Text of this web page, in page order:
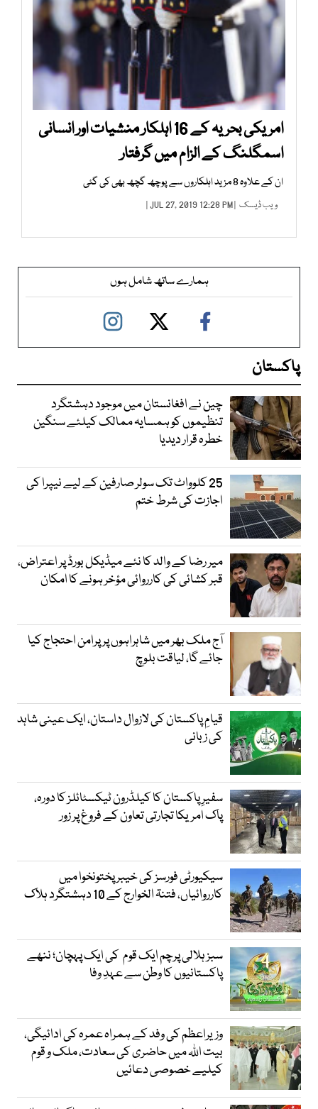
امریکی بحریہ کے 16 اہلکار منشیات اور انسانی
اسمگلنگ کے الزام میں گرفتار
ان کے علاوہ 8 مزید اہلکاروں سے پوچھ گچھ بھی کی گئی
ویب ڈیسک | JUL 27, 2019 12:28 PM |
ہمارے ساتھ شامل ہوں
پاکستان
چین نے افغانستان میں موجود دہشتگرد
تنظیموں کو ہمسایہ ممالک کیلئے سنگین
خطرہ قرار دیدیا
25 کلوواٹ تک سولر صارفین کے لیے نیپرا کی
اجازت کی شرط ختم
میر رضا کے والد کا نئے میڈیکل بورڈ پر اعتراض،
قبر کشائی کی کارروائی مؤخر ہونے کا امکان
آج ملک بھر میں شاہراہوں پر پرامن احتجاج کیا
جائے گا، لیاقت بلوچ
قیامِ پاکستان کی لازوال داستان، ایک عینی شاہد
کی زبانی
سفیرِ پاکستان کا کیلڈرون ٹیکسٹائلز کا دورہ،
پاک امریکا تجارتی تعاون کے فروغ پر زور
سیکیورٹی فورسز کی خیبر پختونخوا میں
کارروائیاں، فتنۃ الخوارج کے 10 دہشتگرد ہلاک
سبز ہلالی پرچم ایک قوم کی ایک پہچان؛ ننھے
پاکستانیوں کا وطن سے عہدِ وفا
وزیراعظم کی وفد کے ہمراہ عمرہ کی ادائیگی،
بیت اللہ میں حاضری کی سعادت، ملک و قوم
کیلیے خصوصی دعائیں